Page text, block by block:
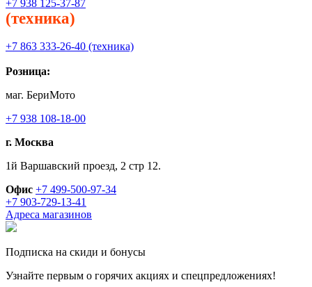
+7 938 125-37-87
(техника)
+7 863 333-26-40 (техника)
Розница:
маг. БериМото
+7 938 108-18-00
г. Москва
1й Варшавский проезд, 2 стр 12.
Офис +7 499-500-97-34
+7 903-729-13-41
Адреса магазинов
Подписка на скиди и бонусы
Узнайте первым о горячих акциях и спецпредложениях!